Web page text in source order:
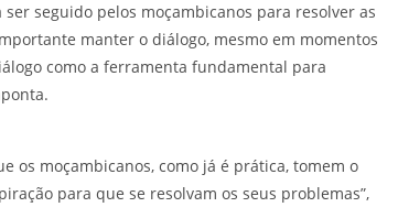
seguido pelos moçambicanos para resolver as
manter o diálogo, mesmo em momentos
como a ferramenta fundamental para
os moçambicanos, como já é prática, tomem o
para que se resolvam os seus problemas”,